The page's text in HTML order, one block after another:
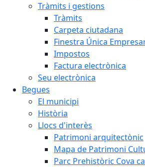
Tràmits i gestions
Tràmits
Carpeta ciutadana
Finestra Única
Impostos
Factura electrònica
Seu electrònica
Begues
El municipi
Història
Llocs d'interès
Patrimoni arquitectònic
Mapa de Patrimoni
Parc Prehistòric Cova